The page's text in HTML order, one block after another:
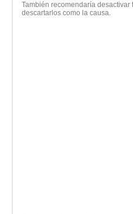
También recomendaría
descartarlos como la causa.